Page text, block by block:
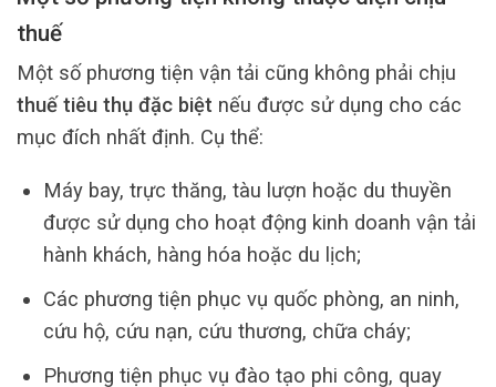
thuế
Một số phương tiện vận tải cũng không phải chịu
thuế tiêu thụ đặc biệt nếu được sử dụng cho các
mục đích nhất định. Cụ thể:
Máy bay, trực thăng, tàu lượn hoặc du thuyền
được sử dụng cho hoạt động kinh doanh vận tải
hành khách, hàng hóa hoặc du lịch;
Các phương tiện phục vụ quốc phòng, an ninh,
cứu hộ, cứu nạn, cứu thương, chữa cháy;
Phương tiện phục vụ đào tạo phi công, quay